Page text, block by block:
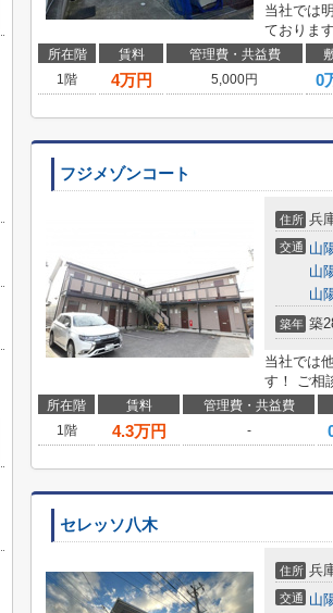
当社では
ておりま
所在階 賃料 管理費・共益費
1階
4万円 5,000円 0
フジメゾンコート
住所 兵
交通 山
山
山
築年 築
当社では
す！ ご相
所在階 賃料 管理費・共益費
1階
4.3万円 -
セレッソ八木
住所 兵
交通 山